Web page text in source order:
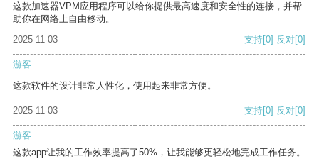
这款加速器VPM应用程序可以给你提供最高速度和安全性的连接，并帮
助你在网络上自由移动。
2025-11-03
支持[0] 反对[0]
游客
这款软件的设计非常人性化，使用起来非常方便。
2025-11-03 支持[0] 反对[0]
游客
这款app让我的工作效率提高了50%，让我能够更轻松地完成工作任务。